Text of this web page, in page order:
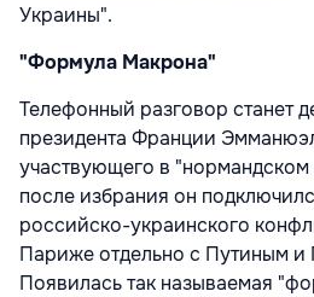
Украины".
"Формула Макрона"
Телефонный разговор станет
президента Франции
участвующего в
после избрания он
российско-украинского
Париже отдельно с Путиным
Появилась так называемая